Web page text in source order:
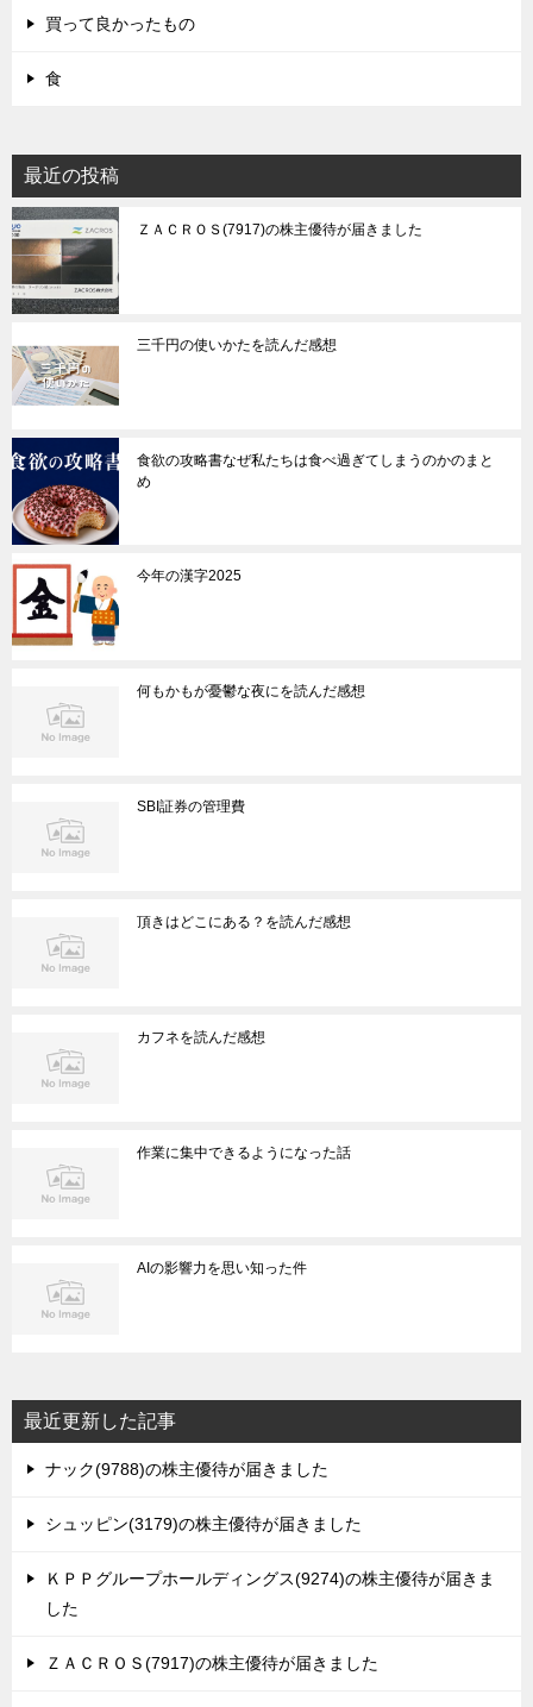
買って良かったもの
食
最近の投稿
ＺＡＣＲＯＳ(7917)の株主優待が届きました
三千円の使いかたを読んだ感想
食欲の攻略書なぜ私たちは食べ過ぎてしまうのかのまと
め
今年の漢字2025
何もかもが憂鬱な夜にを読んだ感想
SBI証券の管理費
頂きはどこにある？を読んだ感想
カフネを読んだ感想
作業に集中できるようになった話
AIの影響力を思い知った件
最近更新した記事
ナック(9788)の株主優待が届きました
シュッピン(3179)の株主優待が届きました
ＫＰＰグループホールディングス(9274)の株主優待が届きま
した
ＺＡＣＲＯＳ(7917)の株主優待が届きました